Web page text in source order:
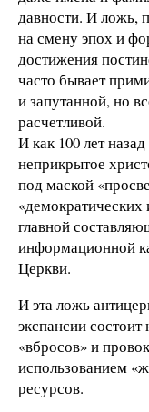
давности. И ложь,
на смену эпох и
достижения
часто бывает
и запутанной, но
расчетливой.
И как 100 лет
неприкрытое
под маской
«демократических
главной
информационной
Церкви.
И эта ложь
экспансии
«вбросов» и
использованием
ресурсов.